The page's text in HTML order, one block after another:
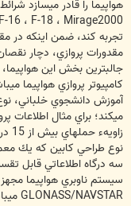
مقدورات پروازي، دچار
جالبترين بخش اين هواپيما،
كامپيوتر پروازي هواپيما
آموزش دانشجوي خلباني،
مي‏كند؛ براي مثال اطلاعات
زاويهء حمله‏اي بيش از 15 درجه را ايجاد كند.
نوع طراحي كابين كه يك
سه درگاه اطلاعاتي قابل
سيستم ناوبري هواپيما
GLONASS/NAVSTAR مي‏باشد.